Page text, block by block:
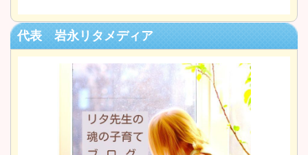
代表 岩永リタメディア